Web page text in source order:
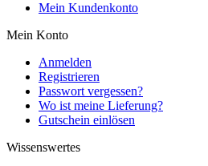
Mein Kundenkonto
Mein Konto
Anmelden
Registrieren
Passwort vergessen?
Wo ist meine Lieferung?
Gutschein einlösen
Wissenswertes